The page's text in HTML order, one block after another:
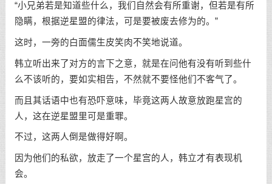
“小兄弟若是知道些什么，我们自然会有所重谢，但若是有所
隐瞒，根据逆星盟的律法，可是要被废去修为的。”
这时，一旁的白面儒生皮笑肉不笑地说道。
韩立听出来了对方的言下之意，就是在问他有没有听到些什
么不该听的，要如实相告，不然就不要怪他们不客气了。
而且其话语中也有恐吓意味，毕竟这两人故意放跑星宫的
人，这在逆星盟里可是重罪。
不过，这两人倒是做得好啊。
因为他们的私欲，放走了一个星宫的人，韩立才有表现机
会。